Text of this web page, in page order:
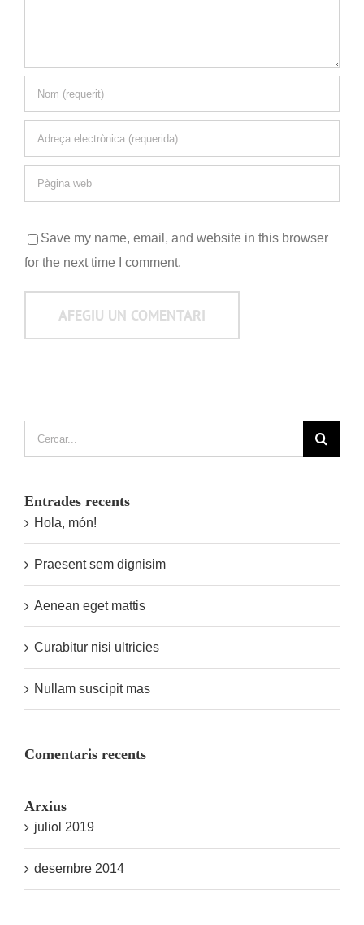
Save my name, email, and website in this browser
for the next time I comment.
Cerca
…
Entrades recents
Hola, món!
Praesent sem dignisim
Aenean eget mattis
Curabitur nisi ultricies
Nullam suscipit mas
Comentaris recents
Arxius
juliol 2019
desembre 2014